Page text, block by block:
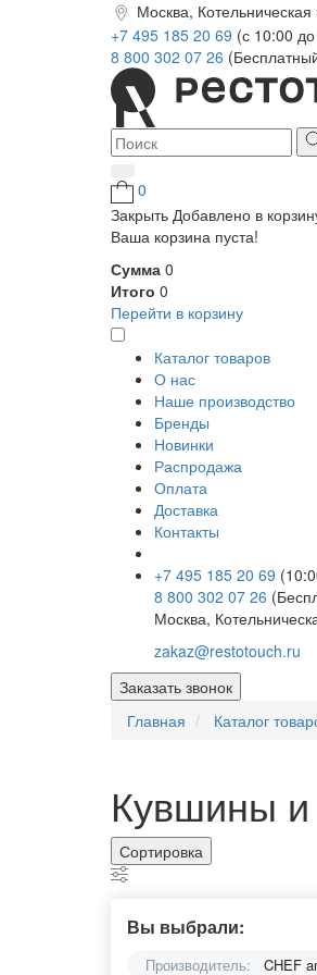
Москва,
+7 495 185 20 69 (с 10:00
8 800 302 07 26
0
Закрыть Добавлено в
Ваша корзина пуста!
Сумма 0
Итого 0
Перейти в корзину
Каталог товаров
О нас
Наше производство
Бренды
Новинки
Распродажа
Оплата
Доставка
Контакты
+7 495 185 20 69
8 800 302 07 26
Москва,
zakaz@restotouch.ru
Заказать звонок
Главная
Каталог
Кувшины
Сортировка
Вы выбрали:
Производитель: CHEF